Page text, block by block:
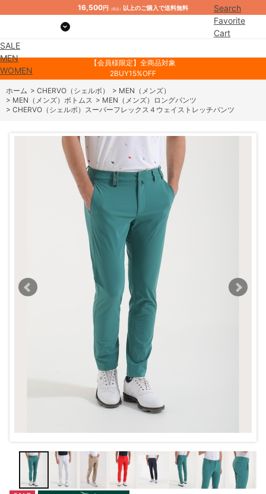
16,500円 （税込） 以上のご購入で送料無料
Search
Favorite
Cart
SALE
MEN
WOMEN
【会員様限定】全商品対象
2BUY15%OFF
ホーム > CHERVO（シェルボ） > MEN（メンズ）
> MEN（メンズ）ボトムス > MEN（メンズ）ロングパンツ
> CHERVO（シェルボ）スーパーフレックス４ウェイストレッチパンツ